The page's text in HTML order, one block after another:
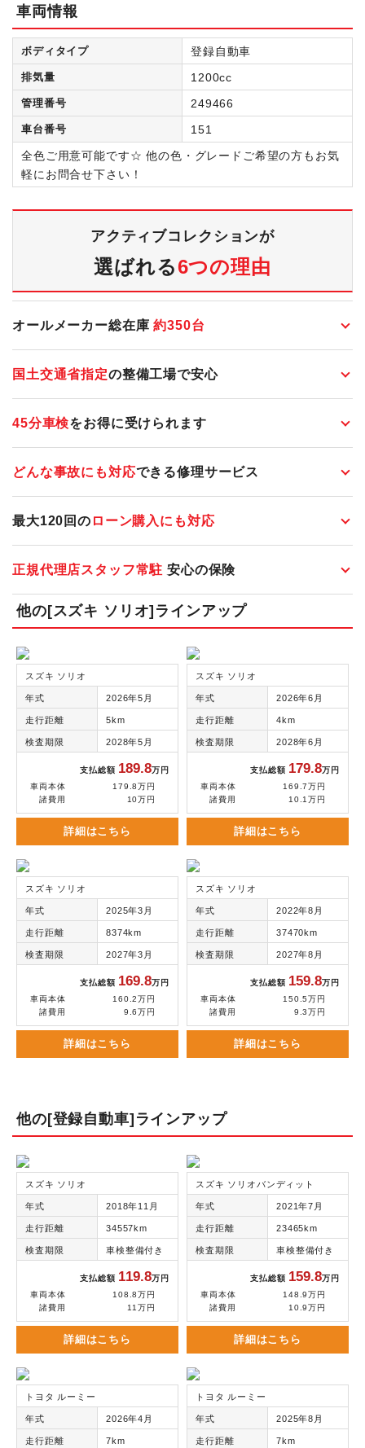
車両情報
ボディタイプ 登録自動車
排気量 1200cc
管理番号 249466
車台番号
151
全色ご用意可能です☆ 他の色・グレードご希望の方もお気
軽にお問合せ下さい！
アクティブコレクションが
選ばれる6つの理由
オールメーカー総在庫約350台
国土交通省指定の整備工場で安心
45分車検をお得に受けられます
どんな事故にも対応できる修理サービス
最大120回の ローン購入にも対応
正規代理店スタッフ常駐 安心の保険
他の[スズキ ソリオ]ラインアップ
スズキ ソリオ
年式 2026年5月
走行距離 5km
検査期限 2028年5月
支払総額 189.8万円
車両本体
179.8万円
諸費用
10万円
詳細はこちら
スズキ ソリオ
年式 2026年6月
走行距離 4km
検査期限 2028年6月
支払総額 179.8万円
車両本体
169.7万円
諸費用
10.1万円
詳細はこちら
スズキ ソリオ
年式 2025年3月
走行距離 8374km
検査期限 2027年3月
支払総額 169.8万円
車両本体
160.2万円
諸費用
9.6万円
詳細はこちら
スズキ ソリオ
年式 2022年8月
走行距離 37470km
検査期限 2027年8月
支払総額 159.8万円
車両本体
150.5万円
諸費用
9.3万円
詳細はこちら
他の[登録自動車]ラインアップ
スズキ ソリオ
年式 2018年11月
走行距離 34557km
検査期限 車検整備付き
支払総額 119.8万円
車両本体
108.8万円
諸費用
11万円
詳細はこちら
スズキ ソリオバンディット
年式 2021年7月
走行距離 23465km
検査期限 車検整備付き
支払総額 159.8万円
車両本体
148.9万円
諸費用
10.9万円
詳細はこちら
トヨタ ルーミー
年式 2026年4月
走行距離 7km
トヨタ ルーミー
年式 2025年8月
走行距離 7km